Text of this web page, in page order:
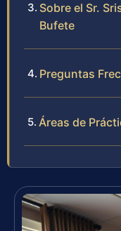
Sobre el Sr.
Bufete
Preguntas
Áreas de